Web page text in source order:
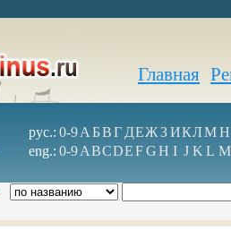
Главная
рус.: 0-9А БВГ ДЕЖ З ИКЛМН
eng.: 0-9ABCDEFGH I J K L M